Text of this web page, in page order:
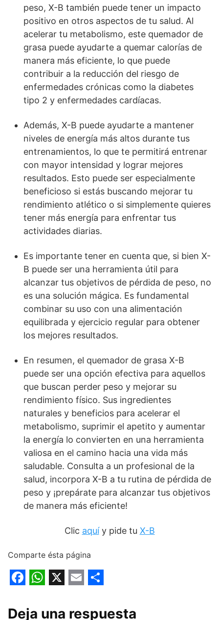
peso, X-B también puede tener un impacto
positivo en otros aspectos de tu salud. Al
acelerar tu metabolismo, este quemador de
grasa puede ayudarte a quemar calorías de
manera más eficiente, lo que puede
contribuir a la reducción del riesgo de
enfermedades crónicas como la diabetes
tipo 2 y enfermedades cardíacas.
Además, X-B puede ayudarte a mantener
niveles de energía más altos durante tus
entrenamientos, lo que te permitirá entrenar
con mayor intensidad y lograr mejores
resultados. Esto puede ser especialmente
beneficioso si estás buscando mejorar tu
rendimiento atlético o si simplemente quieres
tener más energía para enfrentar tus
actividades diarias.
Es importante tener en cuenta que, si bien X-
B puede ser una herramienta útil para
alcanzar tus objetivos de pérdida de peso, no
es una solución mágica. Es fundamental
combinar su uso con una alimentación
equilibrada y ejercicio regular para obtener
los mejores resultados.
En resumen, el quemador de grasa X-B
puede ser una opción efectiva para aquellos
que buscan perder peso y mejorar su
rendimiento físico. Sus ingredientes
naturales y beneficios para acelerar el
metabolismo, suprimir el apetito y aumentar
la energía lo convierten en una herramienta
valiosa en el camino hacia una vida más
saludable. Consulta a un profesional de la
salud, incorpora X-B a tu rutina de pérdida de
peso y ¡prepárate para alcanzar tus objetivos
de manera más eficiente!
Clic aquíy pide tu X-B
Comparte ésta página
a
h
m h
Deja una respuesta